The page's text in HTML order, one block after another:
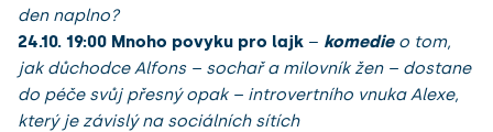
den naplno?
24.10. 19:00 Mnoho povyku pro lajk – komedie o tom,
jak důchodce Alfons – sochař a milovník žen – dostane
do péče svůj přesný opak – introvertního vnuka Alexe,
který je závislý na sociálních sítích